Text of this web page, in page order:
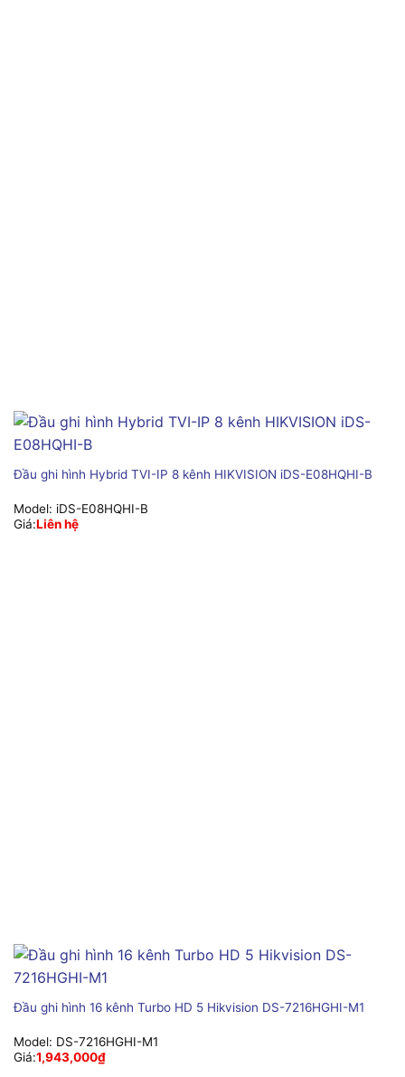
Đầu ghi hình Hybrid TVI-IP 8 kênh HIKVISION iDS-E08HQHI-B
Model: iDS-E08HQHI-B
Giá:Liên hệ
Đầu ghi hình 16 kênh Turbo HD 5 Hikvision DS-7216HGHI-M1
Model: DS-7216HGHI-M1
Giá:1,943,000₫